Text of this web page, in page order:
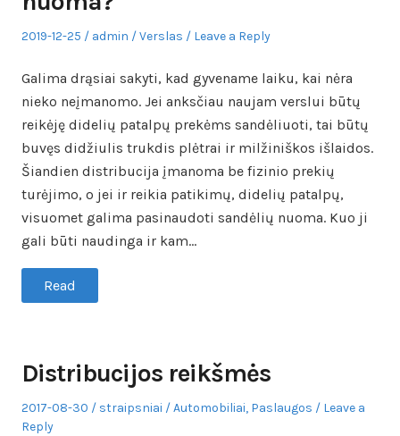
Posted
2019-12-25 Author
admin
Posted
Verslas Leave a Reply
Galima drąsiai sakyti, kad gyvename laiku, kai nėra
nieko neįmanomo. Jei anksčiau naujam verslui būtų
reikėję didelių patalpų prekėms sandėliuoti, tai būtų
buvęs didžiulis trukdis plėtrai ir milžiniškos išlaidos.
Šiandien distribucija įmanoma be fizinio prekių
turėjimo, o jei ir reikia patikimų, didelių patalpų,
visuomet galima pasinaudoti sandėlių nuoma. Kuo ji
gali būti naudinga ir kam…
Read
Distribucijos reikšmės
Posted
on
2017-08-30 Author
straipsniai
Posted
Automobiliai, Paslaugos
Leave a
Reply